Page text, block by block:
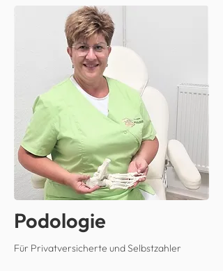
Podologie
Für Privatversicherte und Selbstzahler